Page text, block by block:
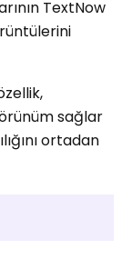
TextNow
sağlar
ortadan